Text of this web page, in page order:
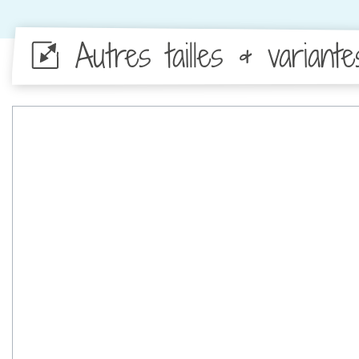
Autres tailles &